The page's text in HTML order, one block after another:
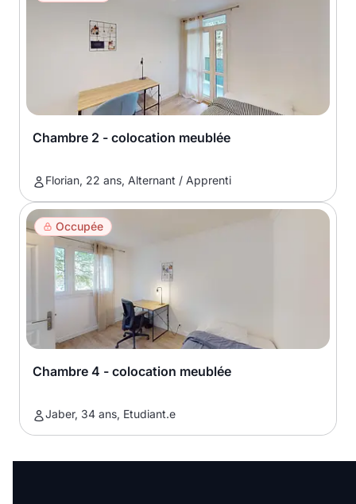
Chambre 2 - colocation meublée
Florian, 22 ans, Alternant / Apprenti
Occupée
Chambre 4 - colocation meublée
Jaber, 34 ans, Etudiant.e